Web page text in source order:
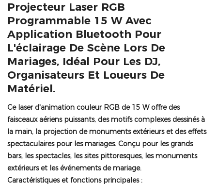
Projecteur Laser RGB
Programmable 15 W Avec
Application Bluetooth Pour
L'éclairage De Scène Lors De
Mariages, Idéal Pour Les DJ,
Organisateurs Et Loueurs De
Matériel.
Ce laser d'animation couleur RGB de 15 W offre des
faisceaux aériens puissants, des motifs complexes dessinés à
la main, la projection de monuments extérieurs et des effets
spectaculaires pour les mariages. Conçu pour les grands
bars, les spectacles, les sites pittoresques, les monuments
extérieurs et les événements de mariage.
Caractéristiques et fonctions principales :